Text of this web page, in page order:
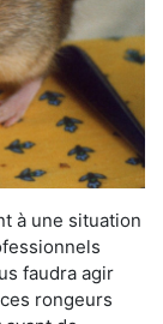
à une situation
faudra agir
rongeurs